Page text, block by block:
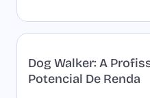
Dog Walker: A
Potencial De Renda